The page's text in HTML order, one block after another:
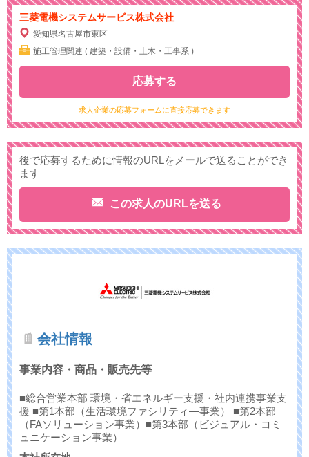
三菱電機システムサービス株式会社
愛知県名古屋市東区
施工管理関連 ( 建築・設備・土木・工事系 )
求人企業の応募フォームに直接応募できます
応募する
後で応募するために情報のURLをメールで送ることができ
ます
この求人のURLを送る
会社情報
事業内容・商品・販売先等
■総合営業本部 環境・省エネルギー支援・社内連携事業支
援 ■第1本部（生活環境ファシリティ―事業） ■第2本部
（FAソリューション事業）■第3本部（ビジュアル・コミ
ュニケーション事業）